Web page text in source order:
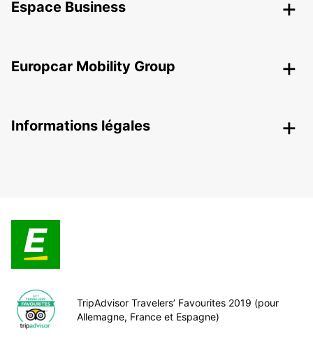
Espace Business
Europcar Mobility Group
Informations légales
TripAdvisor Travelers’ Favourites 2019 (pour
Allemagne, France et Espagne)